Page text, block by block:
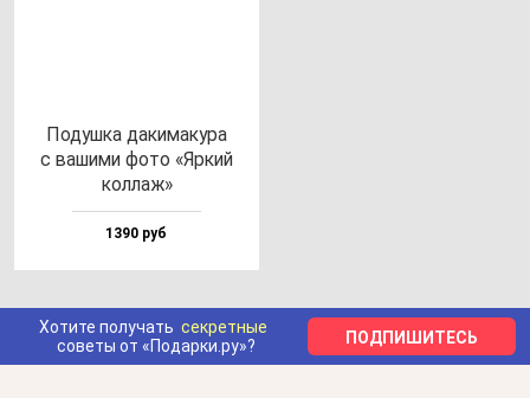
Подуш­ка да­ки­ма­ку­ра
с ва­ши­ми фо­то «Яркий
кол­лаж»
1390 руб
Хотите получать секретные
советы от «Подарки.ру»?
ПОДПИШИТЕСЬ